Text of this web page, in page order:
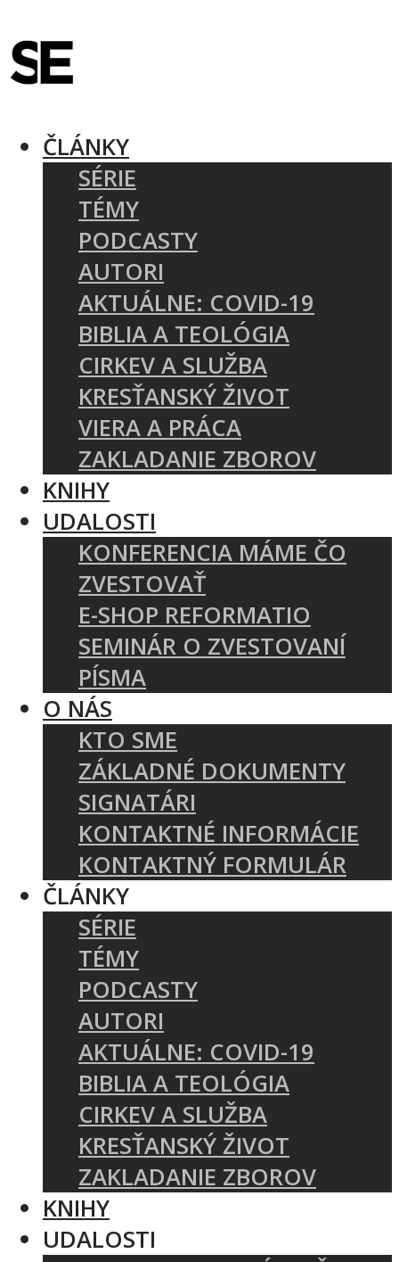
ČLÁNKY
SÉRIE
TÉMY
PODCASTY
AUTORI
AKTUÁLNE: COVID-19
BIBLIA A TEOLÓGIA
CIRKEV A SLUŽBA
KRESŤANSKÝ ŽIVOT
VIERA A PRÁCA
ZAKLADANIE ZBOROV
KNIHY
UDALOSTI
KONFERENCIA MÁME ČO
ZVESTOVAŤ
E-SHOP REFORMATIO
SEMINÁR O ZVESTOVANÍ
PÍSMA
O NÁS
KTO SME
ZÁKLADNÉ DOKUMENTY
SIGNATÁRI
KONTAKTNÉ INFORMÁCIE
KONTAKTNÝ FORMULÁR
ČLÁNKY
SÉRIE
TÉMY
PODCASTY
AUTORI
AKTUÁLNE: COVID-19
BIBLIA A TEOLÓGIA
CIRKEV A SLUŽBA
KRESŤANSKÝ ŽIVOT
ZAKLADANIE ZBOROV
KNIHY
UDALOSTI